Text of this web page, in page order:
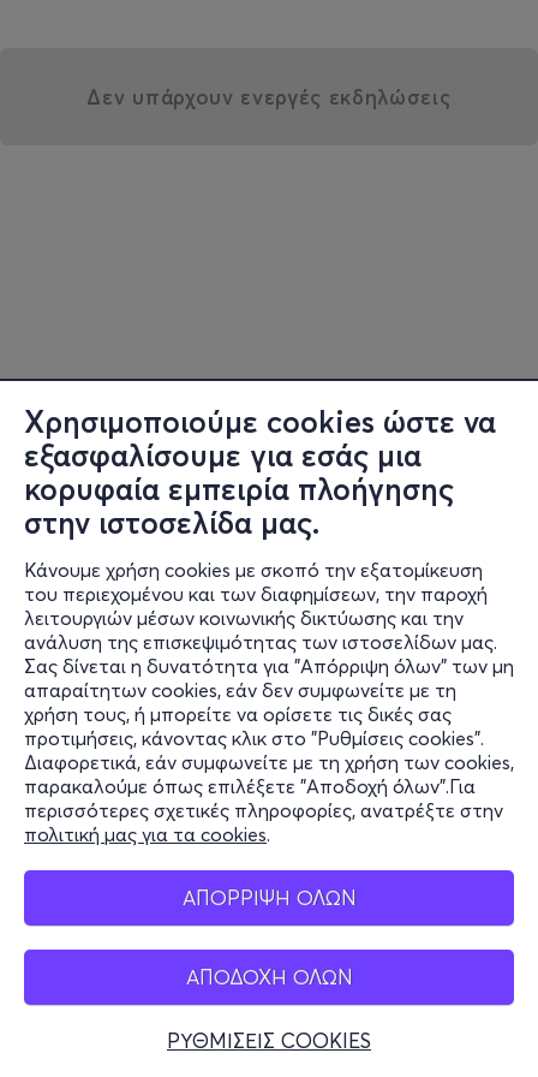
Χρησιμοποιούμε cookies ώστε να
εξασφαλίσουμε για εσάς μια
κορυφαία εμπειρία πλοήγησης
στην ιστοσελίδα μας.
Κάνουμε χρήση cookies με σκοπό την εξατομίκευση
του περιεχομένου και των διαφημίσεων, την παροχή
λειτουργιών μέσων κοινωνικής δικτύωσης και την
ανάλυση της επισκεψιμότητας των ιστοσελίδων μας.
Σας δίνεται η δυνατότητα για "Απόρριψη όλων" των μη
απαραίτητων cookies, εάν δεν συμφωνείτε με τη
χρήση τους, ή μπορείτε να ορίσετε τις δικές σας
προτιμήσεις, κάνοντας κλικ στο "Ρυθμίσεις cookies".
Διαφορετικά, εάν συμφωνείτε με τη χρήση των cookies,
παρακαλούμε όπως επιλέξετε "Αποδοχή όλων".Για
περισσότερες σχετικές πληροφορίες, ανατρέξτε στην
πολιτική μας για τα cookies.
ΑΠΟΡΡΙΨΗ ΟΛΩΝ
ΑΠΟΔΟΧΗ ΟΛΩΝ
ΡΥΘΜΙΣΕΙΣ COOKIES
Δεν υπάρχουν ενεργές εκδηλώσεις